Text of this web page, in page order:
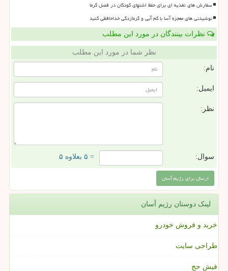
سفارش های تغذیه ای برای حفظ اشتهای کودکان در فصل گرما
نوشیدنی های معجزه آسا با کم آبی و گرمازدگی خداحافظی کنید
نظرات بینندگان در مورد این مطلب
نظر شما در مورد این مطلب
نام:
ایمیل:
نظر:
سوال: = ۵ بعلاوه ۵
لینک دوستان رژیم آسان
خرید و فروش خودرو
طراحی سایت
فیش حج